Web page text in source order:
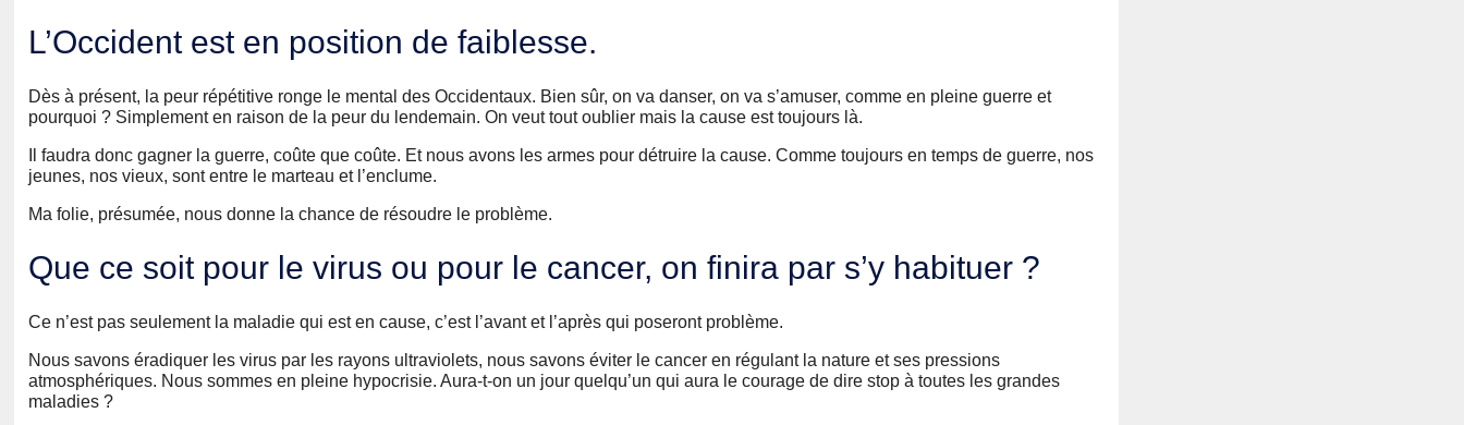
L’Occident est en position de faiblesse.
Dès à présent, la peur répétitive ronge le mental des Occidentaux. Bien sûr, on va danser, on va s’amuser, comme en pleine guerre et
pourquoi ? Simplement en raison de la peur du lendemain. On veut tout oublier mais la cause est toujours là.
Il faudra donc gagner la guerre, coûte que coûte. Et nous avons les armes pour détruire la cause. Comme toujours en temps de guerre, nos
jeunes, nos vieux, sont entre le marteau et l’enclume.
Ma folie, présumée, nous donne la chance de résoudre le problème.
Que ce soit pour le virus ou pour le cancer, on finira par s’y habituer ?
Ce n’est pas seulement la maladie qui est en cause, c’est l’avant et l’après qui poseront problème.
Nous savons éradiquer les virus par les rayons ultraviolets, nous savons éviter le cancer en régulant la nature et ses pressions
atmosphériques. Nous sommes en pleine hypocrisie. Aura-t-on un jour quelqu’un qui aura le courage de dire stop à toutes les grandes
maladies ?